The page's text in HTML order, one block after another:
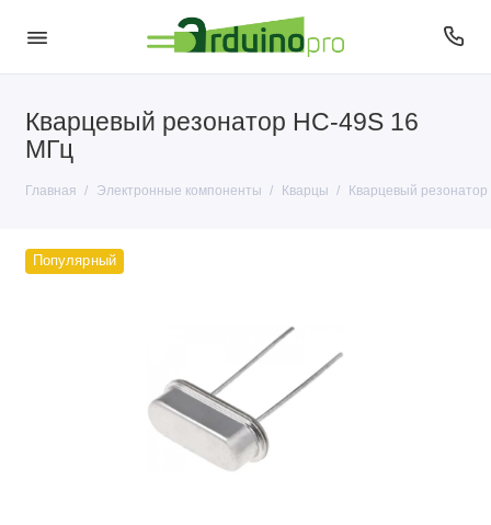
Кварцевый резонатор HC-49S 16
МГц
Главная Электронные компоненты Кварцы Кварцевый
Антенны
Датчики
Кварцы
Популярный